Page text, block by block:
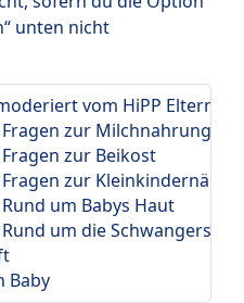
unten nicht